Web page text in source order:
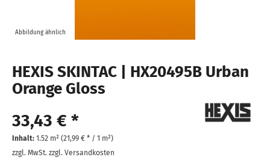
Abbildung ähnlich
HEXIS SKINTAC | HX20495B Urban
Orange Gloss
33,43 € *
Inhalt: 1.52 m² (21,99 € * / 1 m²)
zzgl. MwSt. zzgl. Versandkosten